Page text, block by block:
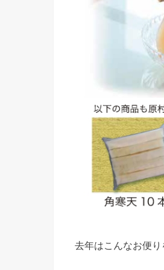
去年はこんなお便り